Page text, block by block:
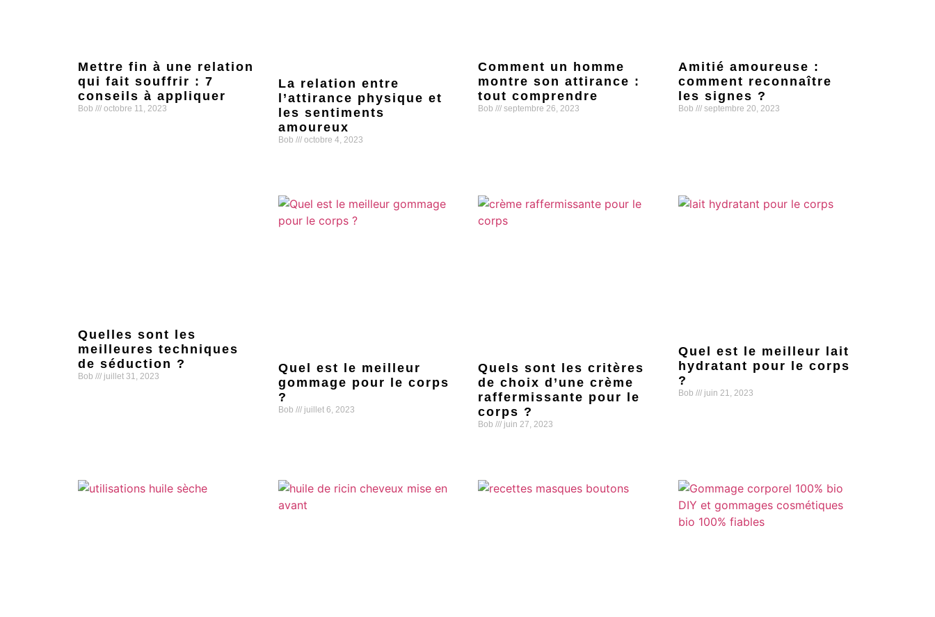
Mettre fin à une relation
qui fait souffrir : 7
conseils à appliquer
Bob octobre 11, 2023
La relation entre
l’attirance physique et
les sentiments
amoureux
Bob octobre 4, 2023
Comment un homme
montre son attirance :
tout comprendre
Bob septembre 26, 2023
Amitié amoureuse :
comment reconnaître
les signes ?
Bob septembre 20, 2023
Quelles sont les
meilleures techniques
de séduction ?
Bob juillet 31, 2023
Quel est le meilleur
gommage pour le corps
?
Bob juillet 6, 2023
Quels sont les critères
de choix d’une crème
raffermissante pour le
corps ?
Bob juin 27, 2023
Quel est le meilleur lait
hydratant pour le corps
?
Bob juin 21, 2023